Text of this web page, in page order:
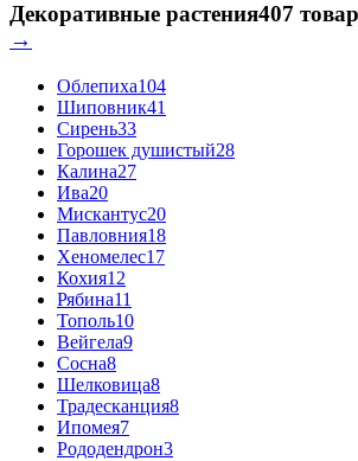
Декоративные растения407
→
Облепиха104
Шиповник41
Сирень33
Горошек душистый28
Калина27
Ива20
Мискантус20
Павловния18
Хеномелес17
Кохия12
Рябина11
Тополь10
Вейгела9
Сосна8
Шелковица8
Традесканция8
Ипомея7
Рододендрон3